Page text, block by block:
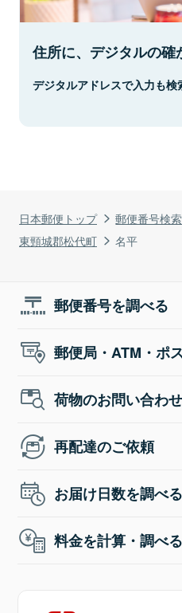
日本郵便トップ 郵便番号検索
東頸城郡松代町
名平
住所に、デジタルの確
デジタルアドレスで入力も検
郵便番号を調べる
郵便局・ATM・ポ
荷物のお問い合わせ
再配達のご依頼
お届け日数を調べる
料金を計算・調べる